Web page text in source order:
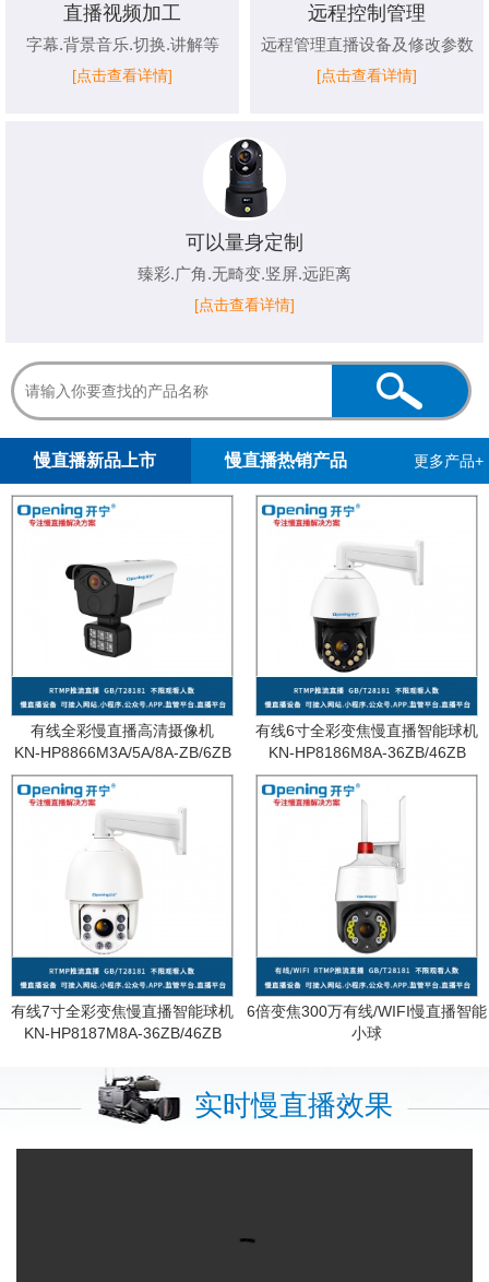
直播视频加工
字幕.背景音乐.切换.讲解等
[点击查看详情]
远程控制管理
远程管理直播设备及修改参数
[点击查看详情]
可以量身定制
臻彩.广角.无畸变.竖屏.远距离
[点击查看详情]
慢直播新品上市 慢直播热销产品 更多产品+
有线全彩慢直播高清摄像机
KN-HP8866M3A/5A/8A-ZB/6ZB
有线6寸全彩变焦慢直播智能球机
KN-HP8186M8A-36ZB/46ZB
有线7寸全彩变焦慢直播智能球机
KN-HP8187M8A-36ZB/46ZB
6倍变焦300万有线/WIFI慢直播智能
小球
实时慢直播效果